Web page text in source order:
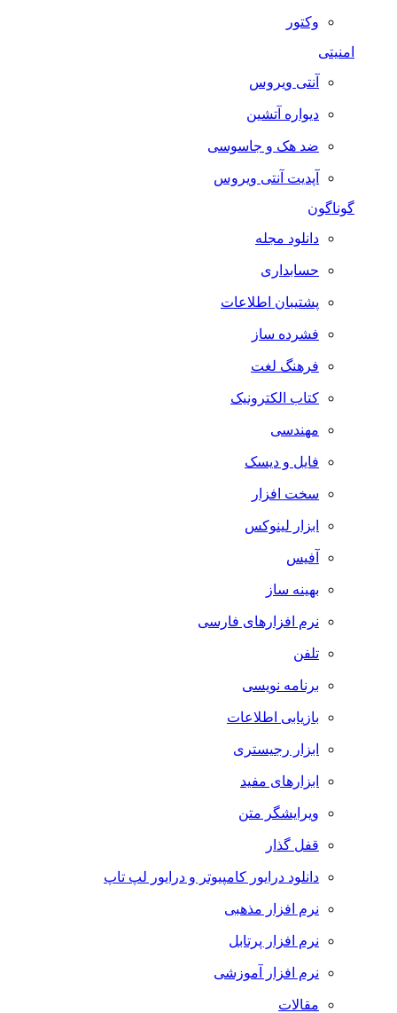
وکتور
امنیتی
آنتی ویروس
دیواره آتشین
ضد هک و جاسوسی
آپدیت آنتی ویروس
گوناگون
دانلود مجله
حسابداری
پشتیبان اطلاعات
فشرده ساز
فرهنگ لغت
کتاب الکترونیک
مهندسی
فایل و دیسک
سخت افزار
ابزار لینوکس
آفیس
بهینه ساز
نرم افزارهای فارسی
تلفن
برنامه نویسی
بازیابی اطلاعات
ابزار رجیستری
ابزارهای مفید
ویرایشگر متن
قفل گذار
دانلود درایور کامپیوتر و درایور لپ تاپ
نرم افزار مذهبی
نرم افزار پرتابل
نرم افزار آموزشی
مقالات